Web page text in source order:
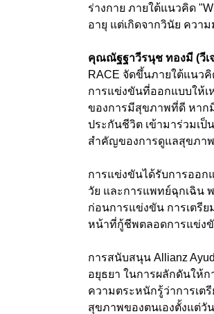
ร่างกาย ภายใต้แนวคิด
อายุ แต่เกิดจากวินัย ควา
คุณณัฐฐาวีรนุช ทองมี (วีเ
RACE จัดขึ้นภายใต้แนว
การแข่งขันที่ออกแบบให้เ
ของการมีสุขภาพที่ดี หากมี
ประกันชีวิต เข้ามาร่วมเ
สำคัญของการดูแลสุขภา
การแข่งขันได้รับการออก
วัย และการแพทย์ฉุกเฉิน
ก่อนการแข่งขัน การเตรี
หน้าที่กู้ชีพตลอดการแข่งขั
การสนับสนุน Allianz
อยุธยา ในการผลักดันให้
ความตระหนักรู้ว่าการเต
สุขภาพของตนเองตั้งแต่